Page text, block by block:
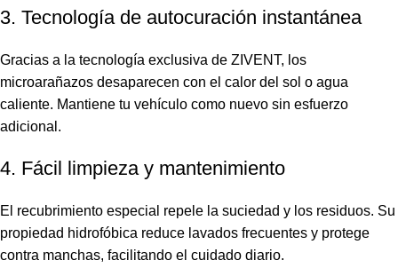
3. Tecnología de autocuración instantánea
Gracias a la tecnología exclusiva de ZIVENT, los
microarañazos desaparecen con el calor del sol o agua
caliente. Mantiene tu vehículo como nuevo sin esfuerzo
adicional.
4. Fácil limpieza y mantenimiento
El recubrimiento especial repele la suciedad y los residuos. Su
propiedad hidrofóbica reduce lavados frecuentes y protege
contra manchas, facilitando el cuidado diario.